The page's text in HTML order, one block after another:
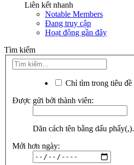
Liên kết nhanh
Notable Members
Đang truy cập
Hoạt động gần đây
Tìm kiếm
Chỉ tìm trong tiêu đề
Được gửi bởi thành viên:
Dãn cách tên bằng dấu phẩy(,).
Mới hơn ngày: